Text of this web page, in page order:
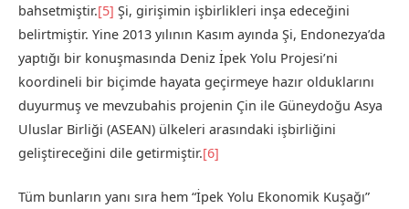
bahsetmiştir.[5] Şi, girişimin işbirlikleri inşa edeceğini
belirtmiştir. Yine 2013 yılının Kasım ayında Şi, Endonezya’da
yaptığı bir konuşmasında Deniz İpek Yolu Projesi’ni
koordineli bir biçimde hayata geçirmeye hazır olduklarını
duyurmuş ve mevzubahis projenin Çin ile Güneydoğu Asya
Uluslar Birliği (ASEAN) ülkeleri arasındaki işbirliğini
geliştireceğini dile getirmiştir.[6]
Tüm bunların yanı sıra hem “İpek Yolu Ekonomik Kuşağı”